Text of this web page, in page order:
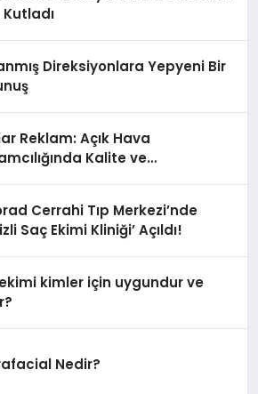
Kutladı
Direksiyonlara Yepyeni Bir
Reklam: Açık Hava
Kalite ve
Cerrahi Tıp Merkezi’nde
Saç Ekimi Kliniği’ Açıldı!
kimler için uygundur ve
Nedir?